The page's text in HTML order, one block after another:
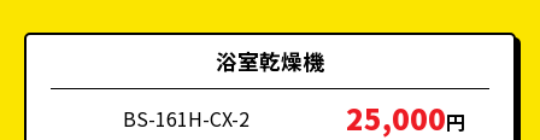
浴室乾燥機
BS-161H-CX-2 25,000円